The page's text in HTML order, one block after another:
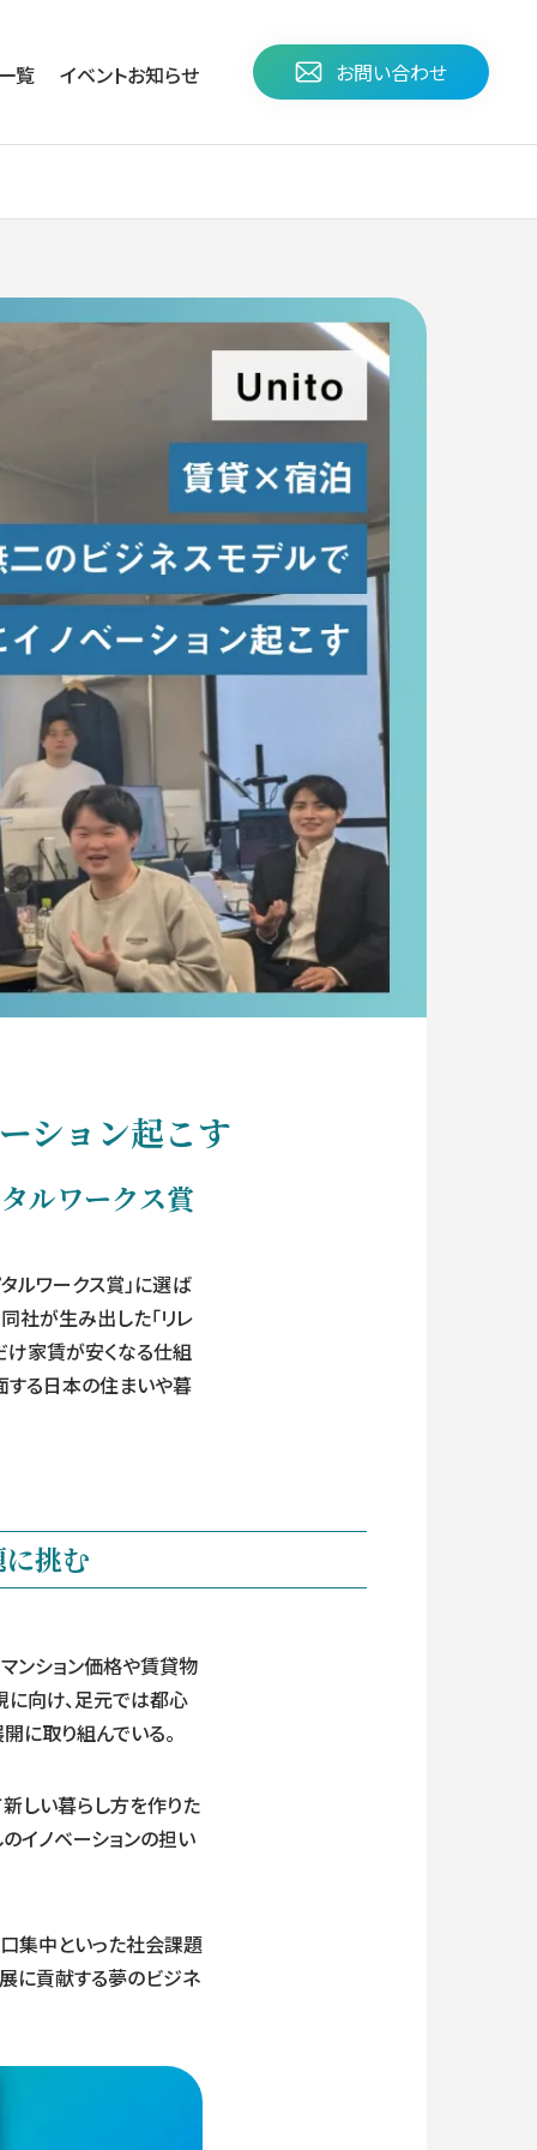
お問い合わせ
覧 イベントお知らせ
ション起こす
ルワークス賞
ルワークス賞」に選ば
社が生み出した「リレ
け家賃が安くなる仕組
する日本の住まいや暮
挑む
ンション価格や賃貸物
に向け、足元では都心
に取り組んでいる。
しい暮らし方を作りた
イノベーションの担い
集中といった社会課題
に貢献する夢のビジネ